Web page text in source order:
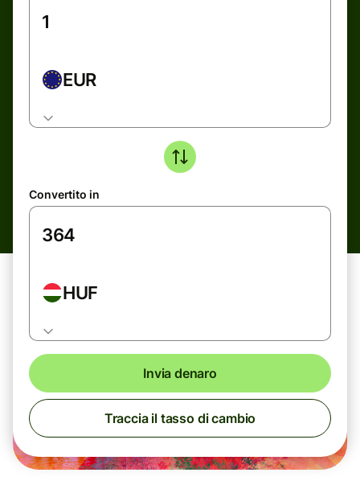
EUR
Convertito in
HUF
Invia denaro
Traccia il tasso di cambio